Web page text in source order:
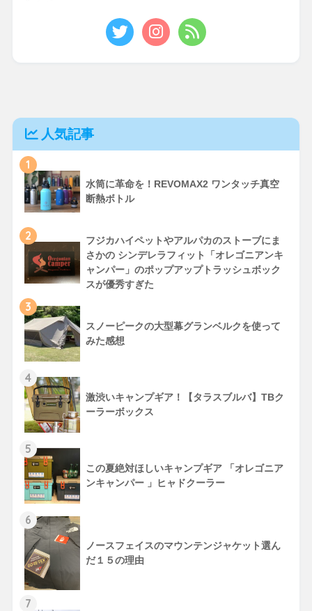
人気記事
1
水筒に革命を！REVOMAX2 ワンタッチ真空
断熱ボトル
2
フジカハイペットやアルパカのストーブにま
さかの シンデレラフィット「オレゴニアンキ
ャンパー」のポップアップトラッシュボック
スが優秀すぎた
3
スノーピークの大型幕グランベルクを使って
みた感想
4
激渋いキャンプギア！【タラスブルバ】TBク
ーラーボックス
5
この夏絶対ほしいキャンプギア 「オレゴニア
ンキャンパー 」ヒャドクーラー
6
ノースフェイスのマウンテンジャケット選ん
だ１５の理由
7